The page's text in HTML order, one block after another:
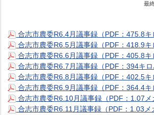
最
合志市農委R6.4月議事録（PDF：475.8
合志市農委R6.5月議事録（PDF：418.9
合志市農委R6.6月議事録（PDF：405.8
合志市農委R6.7月議事録（PDF：394キ
合志市農委R6.8月議事録（PDF：402.5
合志市農委R6.9月議事録（PDF：364.4
合志市農委R6.10月議事録（PDF：1.07
合志市農委R6.11月議事録（PDF：1.03